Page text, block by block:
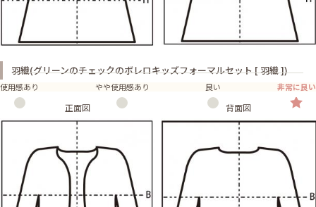
羽織(グリーンのチェックのボレロキッズフォーマルセット [ 羽織 ])
使用感あり やや使用感あり 良い 非常に良い
正面図 背面図